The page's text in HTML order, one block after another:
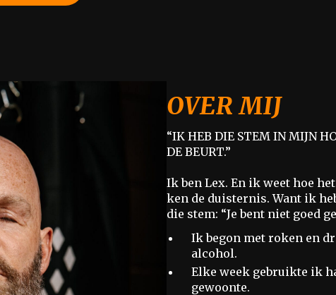
OVER MIJ
“IK HEB DIE STEM IN MIJN
DE BEURT.”
Ik ben Lex. En ik weet hoe
ken de duisternis. Want ik
die stem: “Je bent niet goed
Ik begon met roken en
alcohol.
Elke week gebruikte ik
gewoonte.